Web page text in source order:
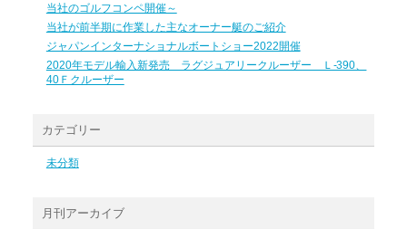
当社のゴルフコンペ開催～
当社が前半期に作業した主なオーナー艇のご紹介
ジャパンインターナショナルボートショー2022開催
2020年モデル輸入新発売 ラグジュアリークルーザー Ｌ-390、
40Ｆクルーザー
カテゴリー
未分類
月刊アーカイブ